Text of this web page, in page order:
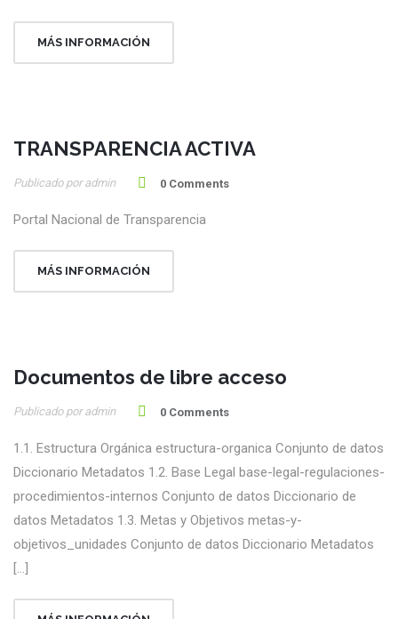
MÁS INFORMACIÓN
15
Ene
TRANSPARENCIA ACTIVA
Publicado por admin 0 Comments
Portal Nacional de Transparencia
MÁS INFORMACIÓN
24
Oct
Documentos de libre acceso
Publicado por admin 0 Comments
1.1. Estructura Orgánica estructura-organica Conjunto de datos
Diccionario Metadatos 1.2. Base Legal base-legal-regulaciones-
procedimientos-internos Conjunto de datos Diccionario de
datos Metadatos 1.3. Metas y Objetivos metas-y-
objetivos_unidades Conjunto de datos Diccionario Metadatos
[…]